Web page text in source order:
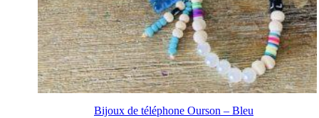
Bijoux de téléphone Ourson – Bleu